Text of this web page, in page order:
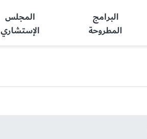
البرامج
المطروحة
المجلس
الإستشاري